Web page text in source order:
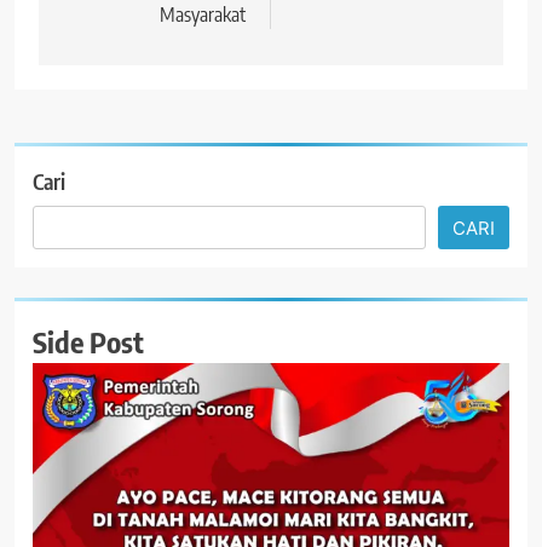
Masyarakat
Cari
CARI
Side Post